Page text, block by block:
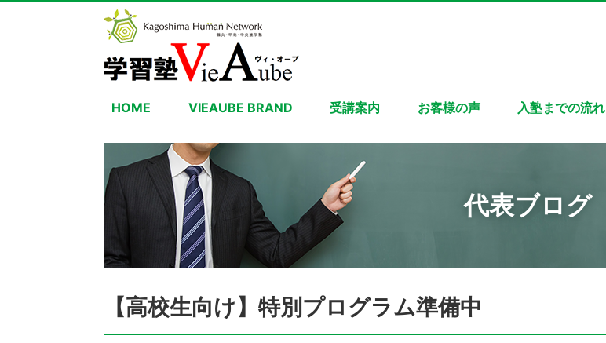
HOME VIEAUBE BRAND 受講案内 お客様の声 入塾までの流れ
代表ブログ
【高校生向け】特別プログラム準備中